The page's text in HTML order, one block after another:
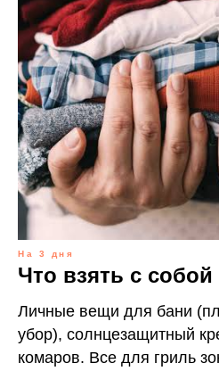
На 3 дня
Что взять с собой
Личные вещи для бани
убор), солнцезащитный
комаров. Все для гриль